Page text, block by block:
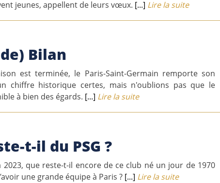
jeunes, appellent de leurs vœux. [...] Lire la suite
Bilan
est terminée, le Paris-Saint-Germain remporte son
chiffre historique certes, mais n'oublions pas que le
à bien des égards. [...] Lire la suite
t-il du PSG ?
que reste-t-il encore de ce club né un jour de 1970
une grande équipe à Paris ? [...] Lire la suite